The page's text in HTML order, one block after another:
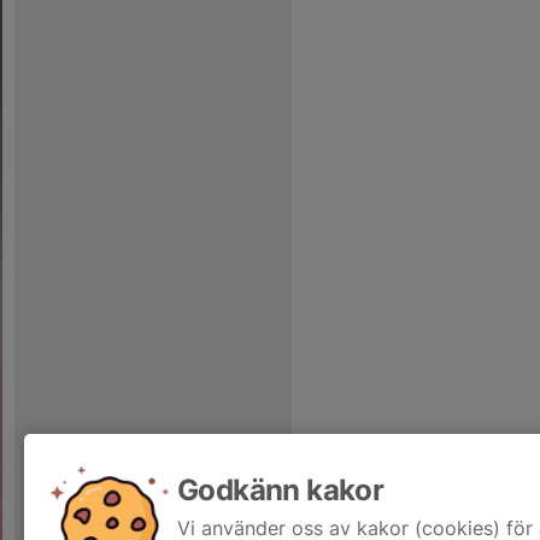
Godkänn kakor
Vi använder oss av kakor (cookies)